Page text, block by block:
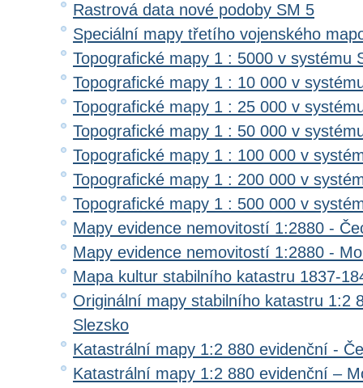
Rastrová data nové podoby SM 5
Speciální mapy třetího vojenského
Topografické mapy 1 : 5000 v systému
Topografické mapy 1 : 10 000 v
Topografické mapy 1 : 25 000 v
Topografické mapy 1 : 50 000 v
Topografické mapy 1 : 100 000 v
Topografické mapy 1 : 200 000 v
Topografické mapy 1 : 500 000 v
Mapy evidence nemovitostí 1:2880 -
Mapy evidence nemovitostí 1:2880 -
Mapa kultur stabilního katastru 1837-
Originální mapy stabilního katastru 1:2
Slezsko
Katastrální mapy 1:2 880 evidenční -
Katastrální mapy 1:2 880 evidenční –